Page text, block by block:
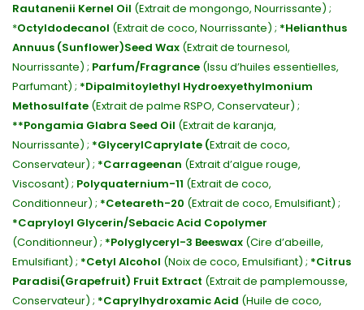
Rautanenii Kernel Oil (Extrait de mongongo, Nourrissante) ;
*Octyldodecanol (Extrait de coco, Nourrissante) ; *Helianthus
Annuus (Sunflower)Seed Wax (Extrait de tournesol,
Nourrissante) ; Parfum/Fragrance (Issu d’huiles essentielles,
Parfumant) ; *Dipalmitoylethyl Hydroexyethylmonium
Methosulfate (Extrait de palme RSPO, Conservateur) ;
**Pongamia Glabra Seed Oil (Extrait de karanja,
Nourrissante) ; *GlycerylCaprylate (Extrait de coco,
Conservateur) ; *Carrageenan (Extrait d’algue rouge,
Viscosant) ; Polyquaternium-11 (Extrait de coco,
Conditionneur) ; *Ceteareth-20 (Extrait de coco, Emulsifiant) ;
*Capryloyl Glycerin/Sebacic Acid Copolymer
(Conditionneur) ; *Polyglyceryl-3 Beeswax (Cire d’abeille,
Emulsifiant) ; *Cetyl Alcohol (Noix de coco, Emulsifiant) ; *Citrus
Paradisi(Grapefruit) Fruit Extract (Extrait de pamplemousse,
Conservateur) ; *Caprylhydroxamic Acid (Huile de coco,